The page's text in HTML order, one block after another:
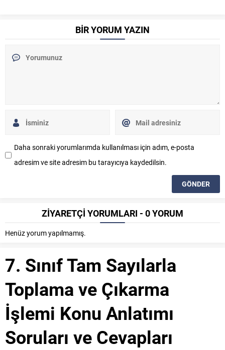
BİR YORUM YAZIN
Daha sonraki yorumlarımda kullanılması için adım, e-posta
adresim ve site adresim bu tarayıcıya kaydedilsin.
ZİYARETÇİ YORUMLARI - 0 YORUM
Henüz yorum yapılmamış.
7. Sınıf Tam Sayılarla
Toplama ve Çıkarma
İşlemi Konu Anlatımı
Soruları ve Cevapları